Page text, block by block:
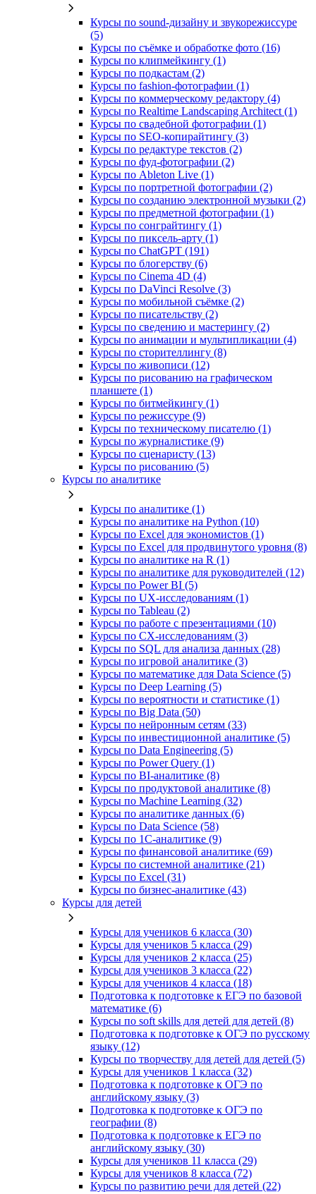
Курсы по sound-дизайну и звукорежиссуре
(5)
Курсы по съёмке и обработке фото (16)
Курсы по клипмейкингу (1)
Курсы по подкастам (2)
Курсы по fashion-фотографии (1)
Курсы по коммерческому редактору (4)
Курсы по Realtime Landscaping Architect (1)
Курсы по свадебной фотографии (1)
Курсы по SEO-копирайтингу (3)
Курсы по редактуре текстов (2)
Курсы по фуд-фотографии (2)
Курсы по Ableton Live (1)
Курсы по портретной фотографии (2)
Курсы по созданию электронной музыки (2)
Курсы по предметной фотографии (1)
Курсы по сонграйтингу (1)
Курсы по пиксель-арту (1)
Курсы по ChatGPT (191)
Курсы по блогерству (6)
Курсы по Cinema 4D (4)
Курсы по DaVinci Resolve (3)
Курсы по мобильной съёмке (2)
Курсы по писательству (2)
Курсы по сведению и мастерингу (2)
Курсы по анимации и мультипликации (4)
Курсы по сторителлингу (8)
Курсы по живописи (12)
Курсы по рисованию на графическом
планшете (1)
Курсы по битмейкингу (1)
Курсы по режиссуре (9)
Курсы по техническому писателю (1)
Курсы по журналистике (9)
Курсы по сценаристу (13)
Курсы по рисованию (5)
Курсы по аналитике
Курсы по аналитике (1)
Курсы по аналитике на Python (10)
Курсы по Excel для экономистов (1)
Курсы по Excel для продвинутого уровня (8)
Курсы по аналитике на R (1)
Курсы по аналитике для руководителей (12)
Курсы по Power BI (5)
Курсы по UX‑исследованиям (1)
Курсы по Tableau (2)
Курсы по работе с презентациями (10)
Курсы по CX-исследованиям (3)
Курсы по SQL для анализа данных (28)
Курсы по игровой аналитике (3)
Курсы по математике для Data Science (5)
Курсы по Deep Learning (5)
Курсы по вероятности и статистике (1)
Курсы по Big Data (50)
Курсы по нейронным сетям (33)
Курсы по инвестиционной аналитике (5)
Курсы по Data Engineering (5)
Курсы по Power Query (1)
Курсы по BI‑аналитике (8)
Курсы по продуктовой аналитике (8)
Курсы по Machine Learning (32)
Курсы по аналитике данных (6)
Курсы по Data Science (58)
Курсы по 1С‑аналитике (9)
Курсы по финансовой аналитике (69)
Курсы по системной аналитике (21)
Курсы по Excel (31)
Курсы по бизнес‑аналитике (43)
Курсы для детей
Курсы для учеников 6 класса (30)
Курсы для учеников 5 класса (29)
Курсы для учеников 2 класса (25)
Курсы для учеников 3 класса (22)
Курсы для учеников 4 класса (18)
Подготовка к подготовке к ЕГЭ по базовой
математике (6)
Курсы по soft skills для детей для детей (8)
Подготовка к подготовке к ОГЭ по русскому
языку (12)
Курсы по творчеству для детей для детей (5)
Курсы для учеников 1 класса (32)
Подготовка к подготовке к ОГЭ по
английскому языку (3)
Подготовка к подготовке к ОГЭ по
географии (8)
Подготовка к подготовке к ЕГЭ по
английскому языку (30)
Курсы для учеников 11 класса (29)
Курсы для учеников 8 класса (72)
Курсы по развитию речи для детей (22)